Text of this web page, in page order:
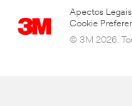
Apectos Legais
Cookie
© 3M 2026.